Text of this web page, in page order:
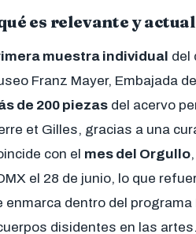
es relevante y
muestra individual del
Franz Mayer, Embajada
de 200 piezas del acervo
et Gilles, gracias a una
con el mes del Orgullo
el 28 de junio, lo que
enmarca dentro del programa
disidentes en las artes.